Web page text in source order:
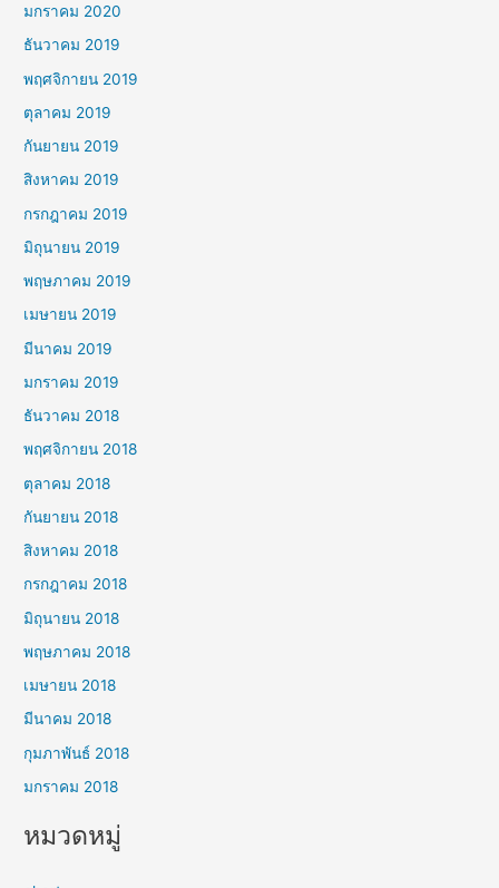
มกราคม 2020
ธันวาคม 2019
พฤศจิกายน 2019
ตุลาคม 2019
กันยายน 2019
สิงหาคม 2019
กรกฎาคม 2019
มิถุนายน 2019
พฤษภาคม 2019
เมษายน 2019
มีนาคม 2019
มกราคม 2019
ธันวาคม 2018
พฤศจิกายน 2018
ตุลาคม 2018
กันยายน 2018
สิงหาคม 2018
กรกฎาคม 2018
มิถุนายน 2018
พฤษภาคม 2018
เมษายน 2018
มีนาคม 2018
กุมภาพันธ์ 2018
มกราคม 2018
หมวดหมู่